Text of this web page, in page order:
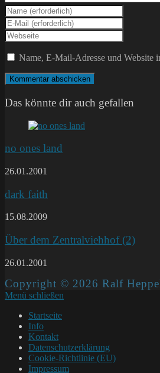
Gib
deinen
Namen
oder
Benutzernamen
zum
Kommentieren
ein
Gib
deine
E-
Mail-
Adresse
zum
Kommentieren
Gib
deine
Website-
ein
(optional)
Name, E-Mail-Adresse und Website
Das könnte dir auch gefallen
no ones land
26.01.2001
dark faith
15.08.2009
Über dem Zentralviehhof (2)
26.01.2001
Copyright © 2026 Ralf
Menü schließen
Startseite
Info
Kontakt
Datenschutzerklärung
Cookie-Richtlinie (EU)
Impressum